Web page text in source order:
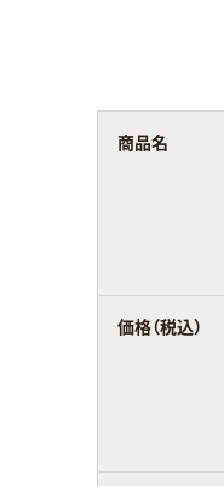
商品名
価格（税込）